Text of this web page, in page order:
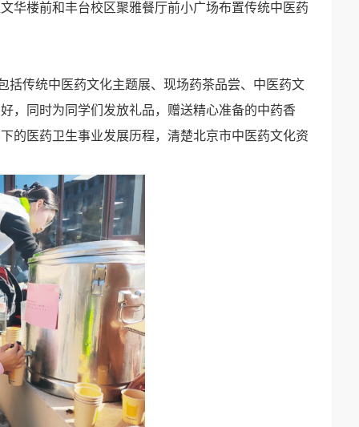
华楼前和丰台校区聚雅餐厅前小广场布置传统中医药
括传统中医药文化主题展、现场药茶品尝、中医药文
，同时为同学们发放礼品，赠送精心准备的中药香
的医药卫生事业发展历程，清楚北京市中医药文化资